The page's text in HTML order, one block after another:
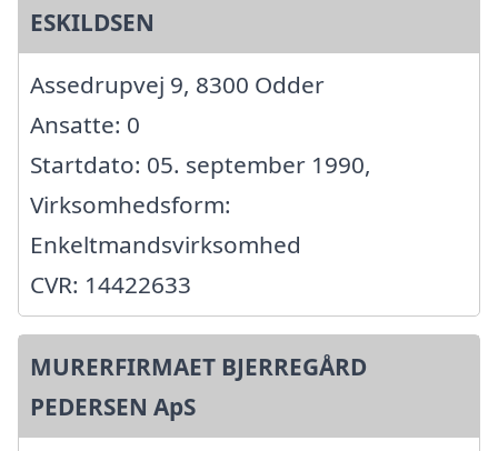
ESKILDSEN
Assedrupvej 9, 8300 Odder
Ansatte: 0
Startdato: 05. september 1990,
Virksomhedsform:
Enkeltmandsvirksomhed
CVR: 14422633
MURERFIRMAET BJERREGÅRD
PEDERSEN ApS